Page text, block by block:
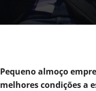
Pequeno almoço
melhores condições a